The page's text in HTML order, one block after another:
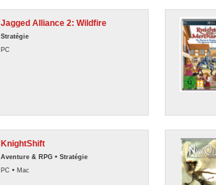
Jagged Alliance 2: Wildfire
Stratégie
PC
KnightShift
Aventure & RPG • Stratégie
PC • Mac